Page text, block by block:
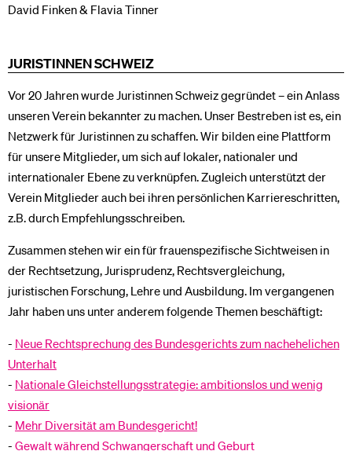
David Finken & Flavia Tinner
JURISTINNEN SCHWEIZ
Vor 20 Jahren wurde Juristinnen Schweiz gegründet – ein Anlass
unseren Verein bekannter zu machen. Unser Bestreben ist es, ein
Netzwerk für Juristinnen zu schaffen. Wir bilden eine Plattform
für unsere Mitglieder, um sich auf lokaler, nationaler und
internationaler Ebene zu verknüpfen. Zugleich unterstützt der
Verein Mitglieder auch bei ihren persönlichen Karriereschritten,
z.B. durch Empfehlungsschreiben.
Zusammen stehen wir ein für frauenspezifische Sichtweisen in
der Rechtsetzung, Jurisprudenz, Rechtsvergleichung,
juristischen Forschung, Lehre und Ausbildung. Im vergangenen
Jahr haben uns unter anderem folgende Themen beschäftigt:
- Neue Rechtsprechung des Bundesgerichts zum nachehelichen
Unterhalt
- Nationale Gleichstellungsstrategie: ambitionslos und wenig
visionär
- Mehr Diversität am Bundesgericht!
- Gewalt während Schwangerschaft und Geburt